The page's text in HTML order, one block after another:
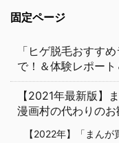
固定ページ
「ヒゲ脱毛おすす
で！＆体験レポー
【2021年最新版】
漫画村の代わりのお
【2022年】「まん